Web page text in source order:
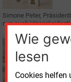
Wie
lesen
Cookies helfen
Simone Peter,
nun auch